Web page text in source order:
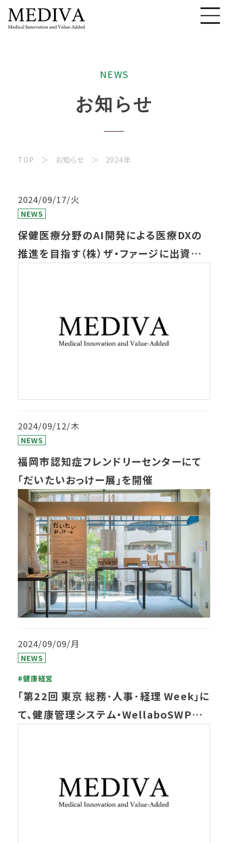
NEWS
お知 らせ
TOP お知らせ 2024年
2024/09/17/火
NEWS
保健医療分野のAI開発による医療DXの
推進を目指す（株）ザ・ファージに出資し
2024/09/12/木
NEWS
福岡市認知症フレンドリーセンターにて
「だいたいおっけー展」を開催
2024/09/09/月
NEWS
#健康経営
「第22回 東京 総務･人事･経理 Week」に
て、健康管理システム・WellaboSWPを